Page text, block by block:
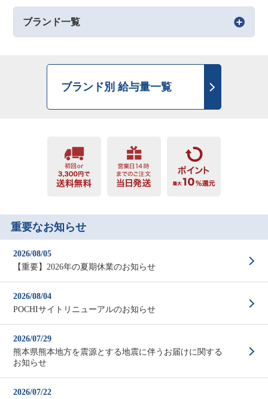
ブランド一覧
ブランド別 給与量一覧
重要なお知らせ
2026/08/05
【重要】2026年の夏期休業のお知らせ
2026/08/04
POCHIサイトリニューアルのお知らせ
2026/07/29
熊本県熊本地方を震源とする地震に伴うお届けに関する
お知らせ
2026/07/22